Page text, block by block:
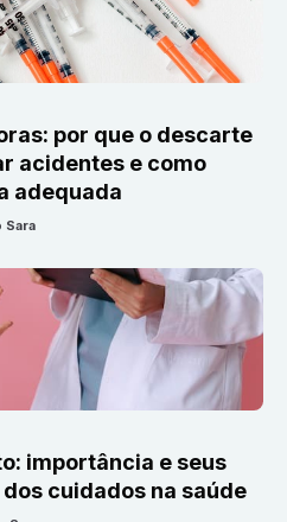
por que o descarte
acidentes e como
adequada
Sara
importância e seus
cuidados na saúde